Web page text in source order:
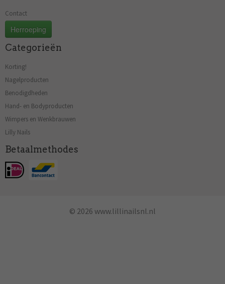
Contact
Herroeping
Categorieën
Korting!
Nagelproducten
Benodigdheden
Hand- en Bodyproducten
Wimpers en Wenkbrauwen
Lilly Nails
Betaalmethodes
© 2026 www.lillinailsnl.nl